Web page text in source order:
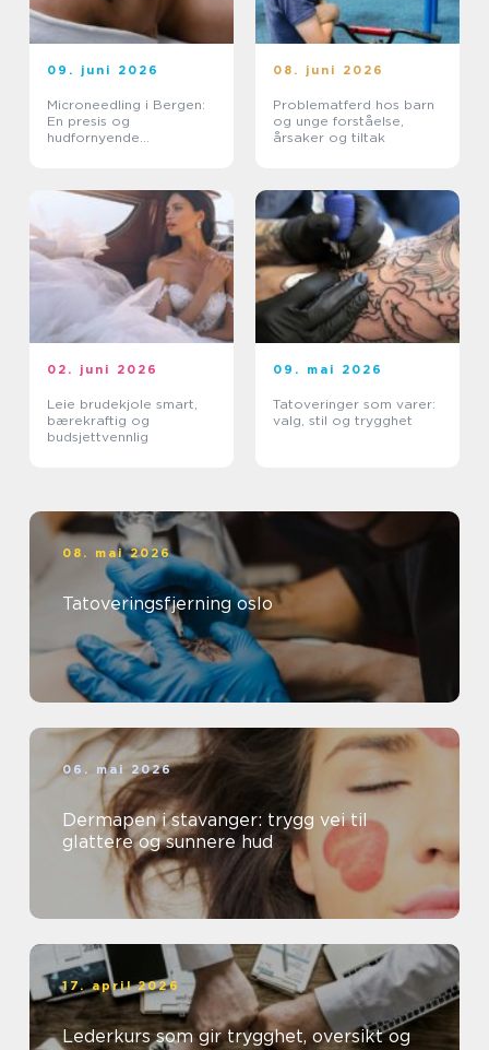
09. juni 2026
Microneedling i Bergen:
En presis og
hudfornyende
08. juni 2026
Problematferd hos barn
og unge forståelse,
årsaker og tiltak
02. juni 2026
Leie brudekjole smart,
bærekraftig og
budsjettvennlig
09. mai 2026
Tatoveringer som varer:
valg, stil og trygghet
08. mai 2026
Tatoveringsfjerning oslo
06. mai 2026
Dermapen i stavanger: trygg vei til
glattere og sunnere hud
17. april 2026
Lederkurs som gir trygghet, oversikt og